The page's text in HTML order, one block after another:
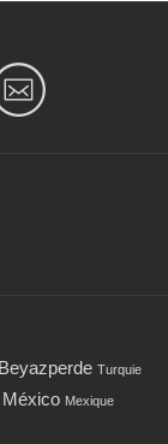
Beyazperde Turquie
Mexique